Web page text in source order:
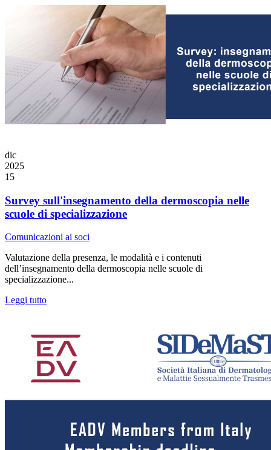
dic
2025
15
Survey sull'insegnamento della dermoscopia nelle
scuole di specializzazione
Comunicazioni ai soci
Valutazione della presenza, le modalità e i contenuti
dell’insegnamento della dermoscopia nelle scuole di
specializzazione...
Leggi tutto